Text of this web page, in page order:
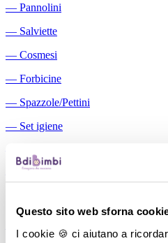
Questo sito web sforna
I cookie 🍪 ci aiutano a
― Pannolini
― Salviette
― Cosmesi
― Forbicine
― Spazzole/Pettini
― Set igiene
Aspiratori nasali manuali
―
Cuscini allattamento